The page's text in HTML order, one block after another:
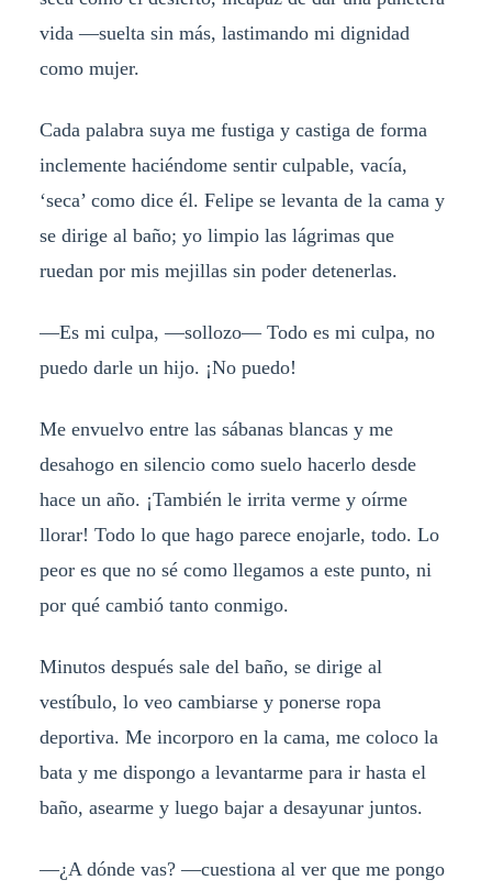
vida —suelta sin más, lastimando mi dignidad
como mujer.
Cada palabra suya me fustiga y castiga de forma
inclemente haciéndome sentir culpable, vacía,
‘seca’ como dice él. Felipe se levanta de la cama y
se dirige al baño; yo limpio las lágrimas que
ruedan por mis mejillas sin poder detenerlas.
—Es mi culpa, —sollozo— Todo es mi culpa, no
puedo darle un hijo. ¡No puedo!
Me envuelvo entre las sábanas blancas y me
desahogo en silencio como suelo hacerlo desde
hace un año. ¡También le irrita verme y oírme
llorar! Todo lo que hago parece enojarle, todo. Lo
peor es que no sé como llegamos a este punto, ni
por qué cambió tanto conmigo.
Minutos después sale del baño, se dirige al
vestíbulo, lo veo cambiarse y ponerse ropa
deportiva. Me incorporo en la cama, me coloco la
bata y me dispongo a levantarme para ir hasta el
baño, asearme y luego bajar a desayunar juntos.
—¿A dónde vas? —cuestiona al ver que me pongo